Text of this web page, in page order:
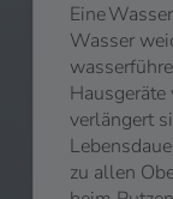
Eine
Wasser
verlängert
zu allen